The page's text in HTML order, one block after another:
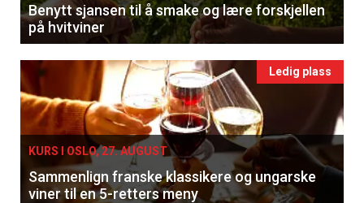
Benytt sjansen til å smake og lære forskjellen
på hvitviner
Ledig plass
KURS I OSLO, 27. AUGUST
Sammenlign franske klassikere og ungarske
viner til en 5-retters meny